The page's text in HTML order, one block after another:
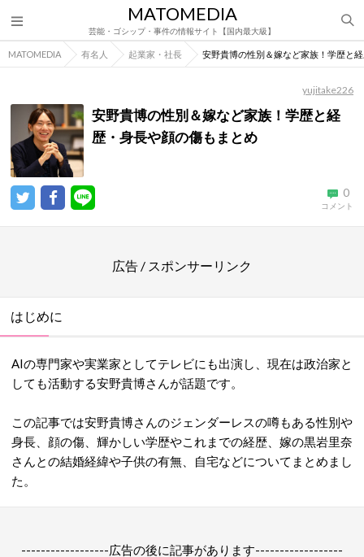
MATOMEDIA
芸能・ゴシップ・事件の情報サイト【国内最大級】
MATOMEDIA 有名人 起業家・社長 安野貴博の性別＆嫁など家族！学歴と
yujitake226
安野貴博の性別＆嫁など家族！学歴と経
歴・身長や顔の傷もまとめ
0
コメント
広告 / スポンサーリンク
はじめに
AIの専門家や実業家としてテレビにも出演し、現在は政治家と
しても活動する安野貴博さんが話題です。
この記事では安野貴博さんのジェンダーレスの噂もある性別や
身長、顔の傷、輝かしい学歴やこれまでの経歴、嫁の黒岩里奈
さんとの結婚経緯や子供の有無、自宅などについてまとめまし
た。
------------------広告の後に記事があります------------------